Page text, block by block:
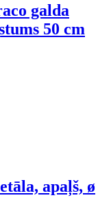
galda
50 cm
apaļš, ø